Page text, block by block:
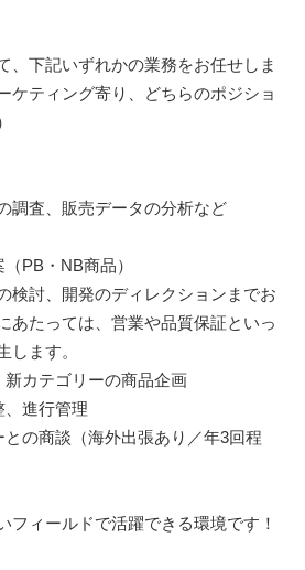
、下記いずれかの業務をお任せしま
ティング寄り、どちらのポジショ
調査、販売データの分析など
PB・NB商品）
検討、開発のディレクションまでお
あたっては、営業や品質保証といっ
します。
カテゴリーの商品企画
、進行管理
の商談（海外出張あり／年3回程
フィールドで活躍できる環境です！